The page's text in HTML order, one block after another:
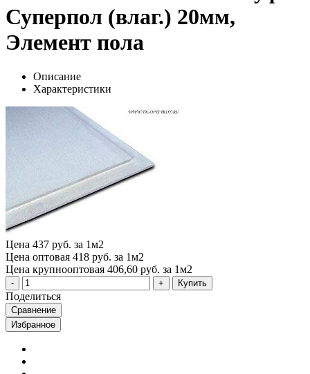
Суперпол (влаг.) 20мм,
Элемент пола
Описание
Характеристики
Цена 437 руб. за 1м2
Цена оптовая 418 руб. за 1м2
Цена крупнооптовая 406,60 руб. за 1м2
Купить
Поделиться
Сравнение
Избранное